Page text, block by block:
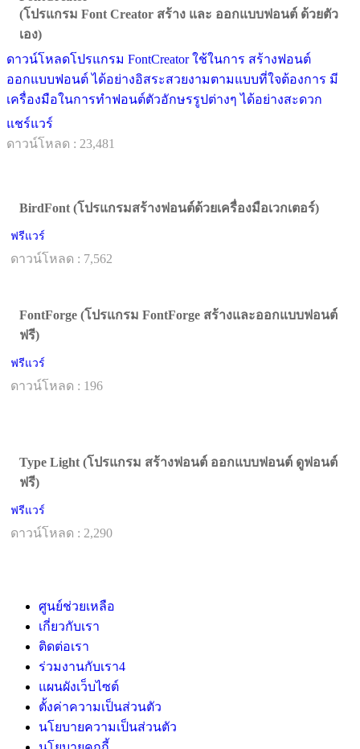
(โปรแกรม Font Creator สร้าง และ ออกแบบฟอนต์ ด้วยตัว
เอง)
ดาวน์โหลดโปรแกรม FontCreator ใช้ในการ สร้างฟอนต์
ออกแบบฟอนต์ ได้อย่างอิสระสวยงามตามแบบที่ใจต้องการ มี
เครื่องมือในการทำฟอนต์ตัวอักษรรูปต่างๆ ได้อย่างสะดวก
แชร์แวร์
ดาวน์โหลด : 23,481
BirdFont (โปรแกรมสร้างฟอนต์ด้วยเครื่องมือเวกเตอร์)
ฟรีแวร์
ดาวน์โหลด : 7,562
FontForge (โปรแกรม FontForge สร้างและออกแบบฟอนต์
ฟรี)
ฟรีแวร์
ดาวน์โหลด : 196
Type Light (โปรแกรม สร้างฟอนต์ ออกแบบฟอนต์ ดูฟอนต์
ฟรี)
ฟรีแวร์
ดาวน์โหลด : 2,290
ศูนย์ช่วยเหลือ
เกี่ยวกับเรา
ติดต่อเรา
ร่วมงานกับเรา4
แผนผังเว็บไซต์
ตั้งค่าความเป็นส่วนตัว
นโยบายความเป็นส่วนตัว